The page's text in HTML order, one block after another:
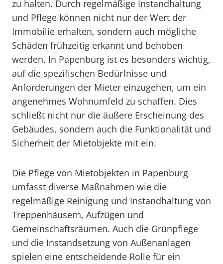
zu halten. Durch regelmäßige Instandhaltung
und Pflege können nicht nur der Wert der
Immobilie erhalten, sondern auch mögliche
Schäden frühzeitig erkannt und behoben
werden. In Papenburg ist es besonders wichtig,
auf die spezifischen Bedürfnisse und
Anforderungen der Mieter einzugehen, um ein
angenehmes Wohnumfeld zu schaffen. Dies
schließt nicht nur die äußere Erscheinung des
Gebäudes, sondern auch die Funktionalität und
Sicherheit der Mietobjekte mit ein.
Die Pflege von Mietobjekten in Papenburg
umfasst diverse Maßnahmen wie die
regelmäßige Reinigung und Instandhaltung von
Treppenhäusern, Aufzügen und
Gemeinschaftsräumen. Auch die Grünpflege
und die Instandsetzung von Außenanlagen
spielen eine entscheidende Rolle für ein